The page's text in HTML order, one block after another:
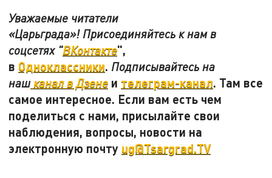
Уважаемые читатели
«Царьграда»! Присоединяйтесь к нам в
соцсетях "ВКонтакте",
в Одноклассники. Подписывайтесь на
наш канал в Дзене и телеграм-канал. Там все
самое интересное. Если вам есть чем
поделиться с нами, присылайте свои
наблюдения, вопросы, новости на
электронную почту ug@Tsargrad.TV